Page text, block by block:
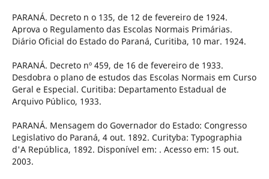
PARANÁ. Decreto n o 135, de 12 de fevereiro de 1924.
Aprova o Regulamento das Escolas Normais Primárias.
Diário Oficial do Estado do Paraná, Curitiba, 10 mar. 1924.
PARANÁ. Decreto nº 459, de 16 de fevereiro de 1933.
Desdobra o plano de estudos das Escolas Normais em Curso
Geral e Especial. Curitiba: Departamento Estadual de
Arquivo Público, 1933.
PARANÁ. Mensagem do Governador do Estado: Congresso
Legislativo do Paraná, 4 out. 1892. Curityba: Typographia
d'A República, 1892. Disponível em: . Acesso em: 15 out.
2003.